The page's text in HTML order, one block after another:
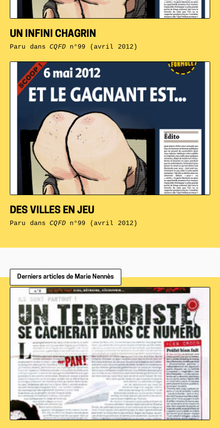
DES VILLES EN JEU
Paru dansCQFDn°99 (avril 2012)
UN INFINI CHAGRIN
Paru dansCQFDn°99 (avril 2012)
Derniers articles de Marie Nennès